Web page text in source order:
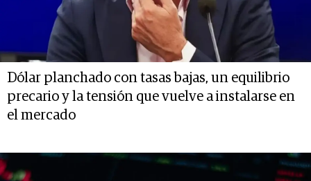
Dólar planchado con tasas bajas, un equilibrio
precario y la tensión que vuelve a instalarse en
el mercado